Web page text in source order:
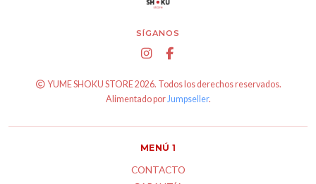
SÍGANOS
YUME SHOKU STORE 2026. Todos los derechos reservados.
Alimentado porJumpseller.
MENÚ 1
CONTACTO